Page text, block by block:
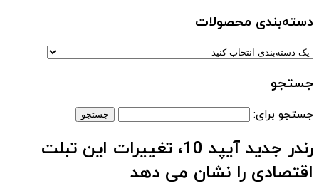
دسته‌بندی‌ محصولات
جستجو
جستجو برای:
رندر جدید آیپد 10، تغییرات این تبلت
اقتصادی را نشان می دهد